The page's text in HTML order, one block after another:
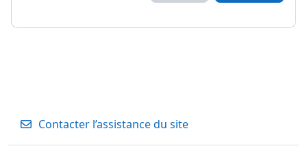
Contacter l’assistance du site